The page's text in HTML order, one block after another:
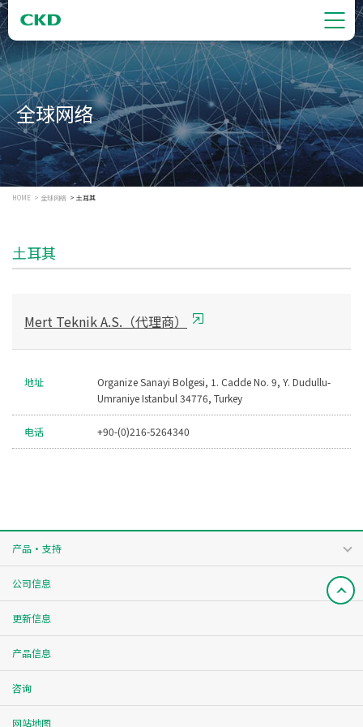
全球网络
HOME 全球网络 土耳其
土耳其
Mert Teknik A.S.（代理商）
地址
Organize Sanayi Bolgesi, 1. Cadde No. 9, Y. Dudullu-
Umraniye Istanbul 34776, Turkey
电话 +90-(0)216-5264340
产品・支持
公司信息
更新信息
产品信息
咨询
网站地图